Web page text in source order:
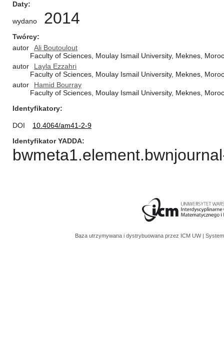
Daty
wydano 2014
Twórcy
autor
Ali Boutoulout
Faculty of Sciences, Moulay Ismail University, Meknes,
autor
Layla Ezzahri
Faculty of Sciences, Moulay Ismail University, Meknes,
autor
Hamid Bourray
Faculty of Sciences, Moulay Ismail University, Meknes,
Identyfikatory
DOI
10.4064/am41-2-9
Identyfikator YADDA
Baza utrzymywana i dystrybuowana przez ICM UW |